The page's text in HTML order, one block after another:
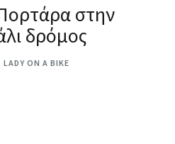
στην
δρόμος
LADY ON A BIKE